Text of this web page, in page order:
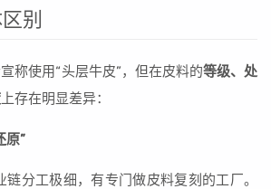
别
称使用“头层牛皮”，但在皮料的等级、处
上存在明显差异：
原”
链分工极细，有专门做皮料复刻的工厂。